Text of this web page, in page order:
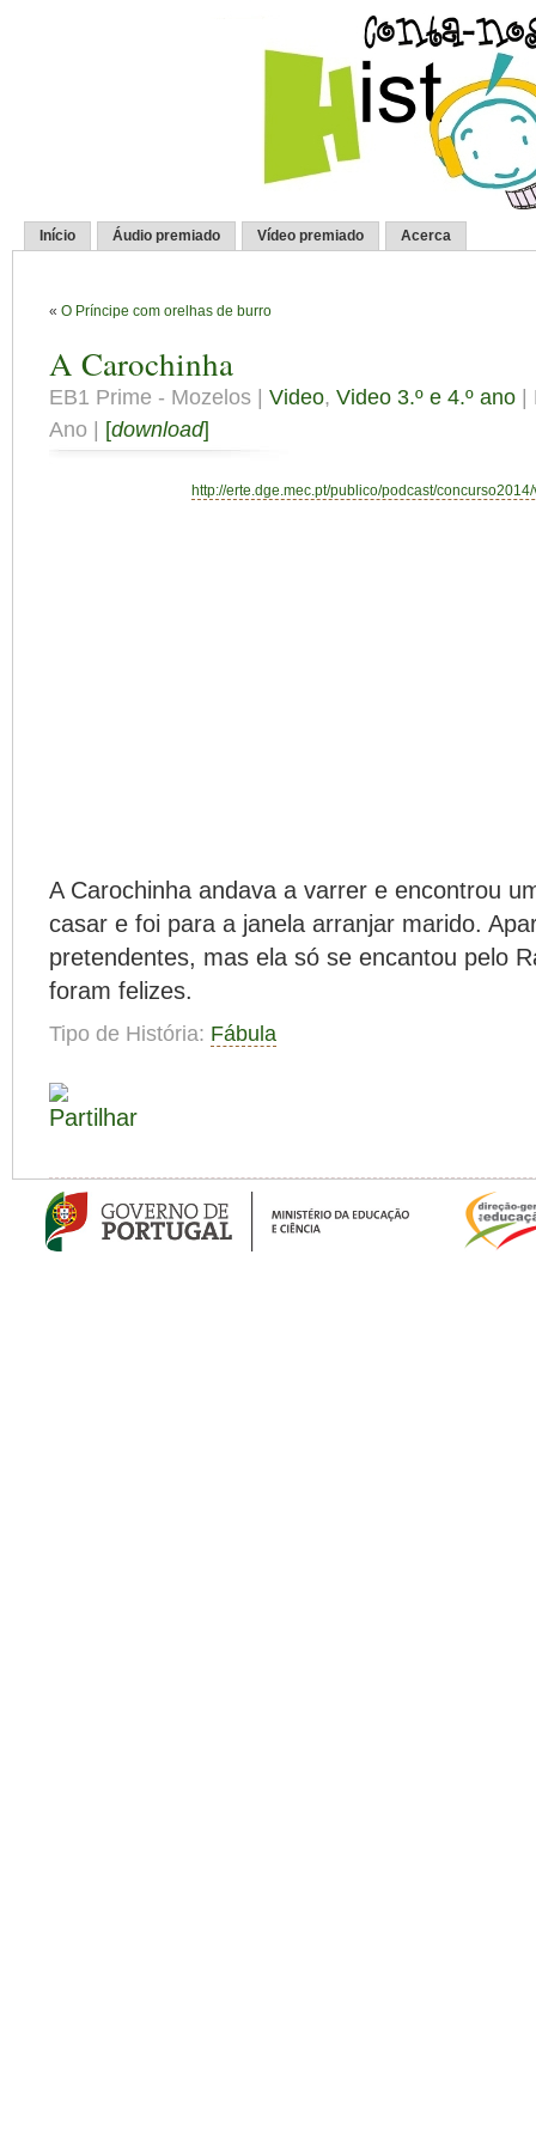
Início Áudio premiado Vídeo premiado Acerca
« O Príncipe com orelhas de burro
A Carochinha
EB1 Prime - Mozelos | Video, Video 3.º e 4.º ano
Ano | [download]
http://erte.dge.mec.pt/publico/podcast/
A Carochinha andava a varrer e encontrou
casar e foi para a janela arranjar marido.
pretendentes, mas ela só se encantou pelo
foram felizes.
Tipo de História: Fábula